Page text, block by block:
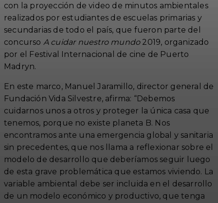
con la proyección de video de minutos ambientales
realizados por estudiantes de escuelas primarias y
secundarias de todo el país, que fueron parte del
concurso A cuidar nuestro mundo2019, organizado
por el Festival Internacional de cine de Puerto
Madryn.
En este marco, Manuel Jaramillo, director general de
Fundación Vida Silvestre, afirma: “Debemos
cuidarnos unos a otros y proteger la única casa que
tenemos, porque no existe planeta B. Nos
encontramos ante una emergencia global y sanitaria
sin precedentes, que nos llama a reflexionar sobre el
modelo de desarrollo que deberíamos seguir luego
de esta grave problemática que estamos viviendo. La
variable ambiental debe ser incluida en el desarrollo
de un modelo económico y productivo, que tenga